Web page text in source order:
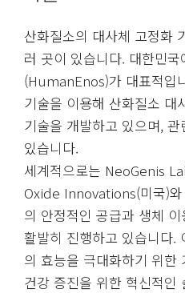
산화질소의 대사체 고정화
러 곳이 있습니다. 대한민
(HumanEnos)가 대표적입
기술을 이용해 산화질소 대
기술을 개발하고 있으며,
있습니다.
세계적으로는 NeoGenis
Oxide Innovations(미국)
의 안정적인 공급과 생체
활발히 진행하고 있습니다.
의 효능을 극대화하기 위한
건강 증진을 위한 혁신적인